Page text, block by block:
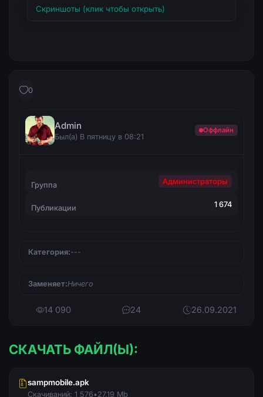
Скриншоты (клик чтобы открыть)
0
Admin
Был(а) В пятницу в 08:21
Оффлайн
Группа Администраторы
Публикации 1 674
Категория:---
Заменяет:Ничего
14 090 24 26.09.2021
СКАЧАТЬ ФАЙЛ(Ы):
sampmobile.apk
Скачиваний: 1 576•27.19 Mb